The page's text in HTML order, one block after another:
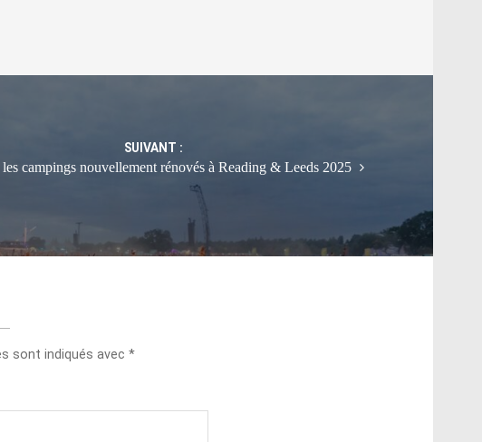
SUIVANT :
campings nouvellement rénovés à Reading & Leeds 2025
sont indiqués avec *